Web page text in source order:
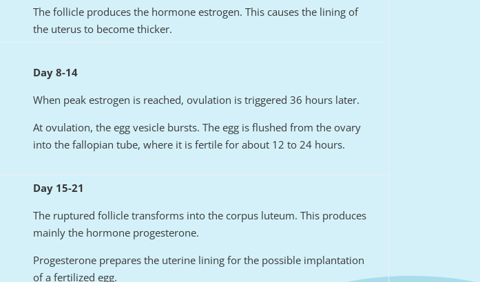
The follicle produces the hormone estrogen. This causes the lining of
the uterus to become thicker.
Day 8-14
When peak estrogen is reached, ovulation is triggered 36 hours later.
At ovulation, the egg vesicle bursts. The egg is flushed from the ovary
into the fallopian tube, where it is fertile for about 12 to 24 hours.
Day 15-21
The ruptured follicle transforms into the corpus luteum. This produces
mainly the hormone progesterone.
Progesterone prepares the uterine lining for the possible implantation
of a fertilized egg.